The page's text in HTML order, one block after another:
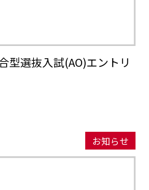
型選抜入試(AO)エントリ
お知らせ